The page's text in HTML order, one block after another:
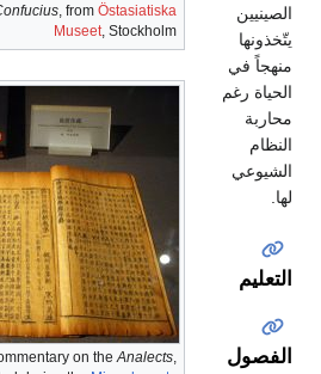
, from Östasiatiska
Museet, Stockholm
on theAnalects,
الصينيين
يتّخذونها
منهجاً في
الحياة رغم
محاربة
النظام
الشيوعي
لها.
التعليم
الفصول